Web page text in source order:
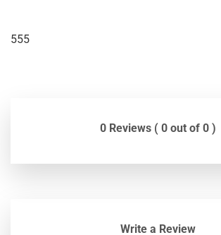
555
0 Reviews ( 0 out of 0 )
Write a Review